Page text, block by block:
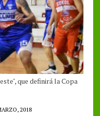
que definirá la Copa
2018